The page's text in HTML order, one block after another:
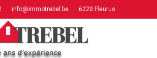
info@immotrebel.be 6220 Fleurus